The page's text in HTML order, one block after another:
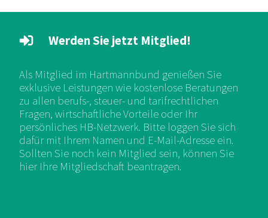
Werden Sie jetzt Mitglied!
Als Mitglied im Hartmannbund genießen Sie
exklusive Leistungen wie kostenlose Beratungen
zu allen berufs-, steuer- und tarifrechtlichen
Fragen, wirtschaftliche Vorteile oder Ihr
persönliches HB-Netzwerk. Bitte loggen Sie sich
dafür mit Ihrem Namen und E-Mail-Adresse ein.
Sollten Sie noch kein Mitglied sein, können Sie
hier Ihre Mitgliedschaft beantragen.